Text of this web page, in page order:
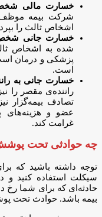
خسارت مالی
شرکت بیمه
اشخاص ثالث را
خسارت جانی
شده به اشخاص
پزشکی و درمان
است.
خسارت جانی به
راننده‌ی مقصر را
تصادف بیمه‌گزار
عضو و هزینه‌های
غرامت کند.
چه حوادثی تحت
توجه داشته باشید که
سیکلت استفاده کنید و
حادثه‌ای که برای شما
بیمه باشد. حوادث تحت